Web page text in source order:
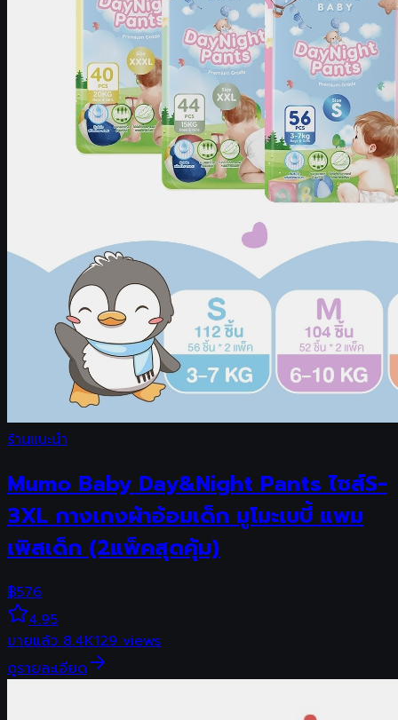
ร้านแนะนำ
Mumo Baby Day&Night Pants ไซส์S-
3XL กางเกงผ้าอ้อมเด็ก มูโมะเบบี้ แพม
เพิสเด็ก (2แพ็คสุดคุ้ม)
฿576
4.95
ขายแล้ว8.4K129views
ดูรายละเอียด